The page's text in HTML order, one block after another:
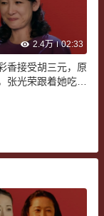
2.4万 02:33
香接受胡三元，原
张光荣跟着她吃软
戏